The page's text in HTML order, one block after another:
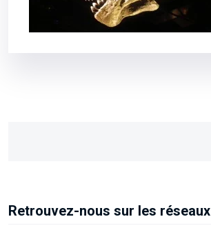
Retrouvez-nous sur les réseaux